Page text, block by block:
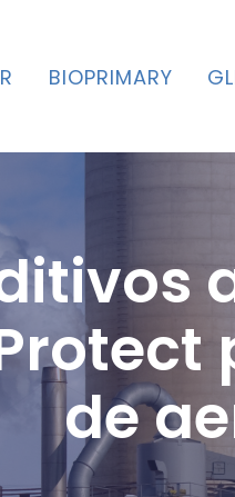
BIOPRIMARY
de